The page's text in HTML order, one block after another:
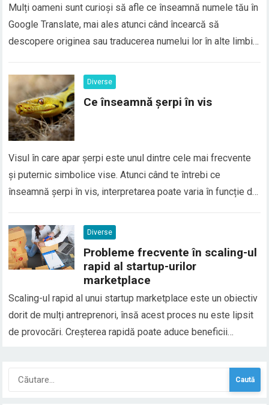
Mulți oameni sunt curioși să afle ce înseamnă numele tău în
Google Translate, mai ales atunci când încearcă să
descopere originea sau traducerea numelui lor în alte limbi.
directă în Google Translate, deoarece numele sunt
considerate elemente de identitate personală și, de…
Diverse
Ce înseamnă șerpi în vis
Visul în care apar șerpi este unul dintre cele mai frecvente
și puternic simbolice vise. Atunci când te întrebi ce
înseamnă șerpi în vis, interpretarea poate varia în funcție de
șerpii în vis sunt asociați cu transformarea, frica, trădarea
sau conflictele interioare, dar…
Diverse
Probleme frecvente în scaling-ul
rapid al startup-urilor
marketplace
Scaling-ul rapid al unui startup marketplace este un obiectiv
dorit de mulți antreprenori, însă acest proces nu este lipsit
de provocări. Creșterea rapidă poate aduce beneficii
venituri mai mari, dar și riscuri asociate cu complexitatea
gestionării unei afaceri care…
Caută